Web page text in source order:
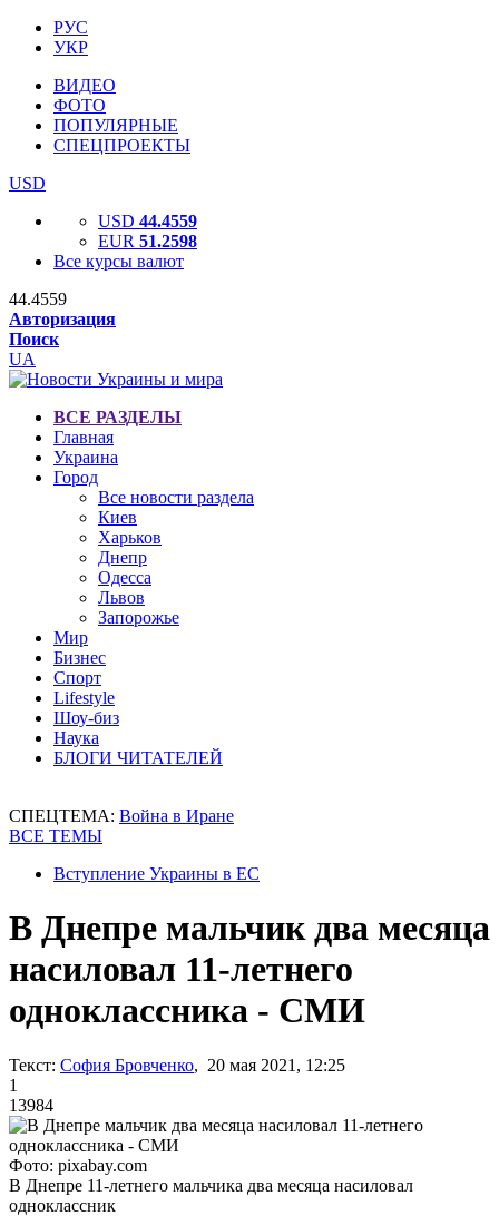
РУС
УКР
ВИДЕО
ФОТО
ПОПУЛЯРНЫЕ
СПЕЦПРОЕКТЫ
USD
USD 44.4559
EUR 51.2598
Все курсы валют
44.4559
Авторизация
Поиск
UA
ВСЕ РАЗДЕЛЫ
Главная
Украина
Город
Все новости раздела
Киев
Харьков
Днепр
Одесса
Львов
Запорожье
Мир
Бизнес
Спорт
Lifestyle
Шоу-биз
Наука
БЛОГИ ЧИТАТЕЛЕЙ
СПЕЦТЕМА: Война в Иране
ВСЕ ТЕМЫ
Вступление Украины в ЕС
В Днепре мальчик два месяца
насиловал 11-летнего
одноклассника - СМИ
Текст: София Бровченко, 20 мая 2021, 12:25
1
13984
Фото: pixabay.com
В Днепре 11-летнего мальчика два месяца насиловал
одноклассник